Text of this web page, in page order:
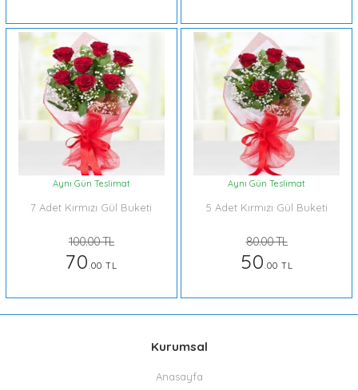
Aynı Gün Teslimat
7 Adet Kırmızı Gül Buketi
100.00 TL
70.00 TL
Aynı Gün Teslimat
5 Adet Kırmızı Gül Buketi
80.00 TL
50.00 TL
Kurumsal
Anasayfa